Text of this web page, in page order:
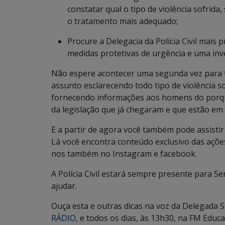
constatar qual o tipo de violência
o tratamento mais adequado;
Procure a Delegacia da Polícia Civil mais
medidas protetivas de urgência e uma
Não espere acontecer uma segunda vez
assunto esclarecendo todo tipo de violência
fornecendo informações aos homens do
da legislação que já chegaram e que estão
E a partir de agora você também pode
Lá você encontra conteúdo exclusivo das
nos também no Instagram e facebook.
A Polícia Civil estará sempre presente para
ajudar.
Ouça esta e outras dicas na voz da
RÁDIO, e todos os dias, às 13h30, na FM